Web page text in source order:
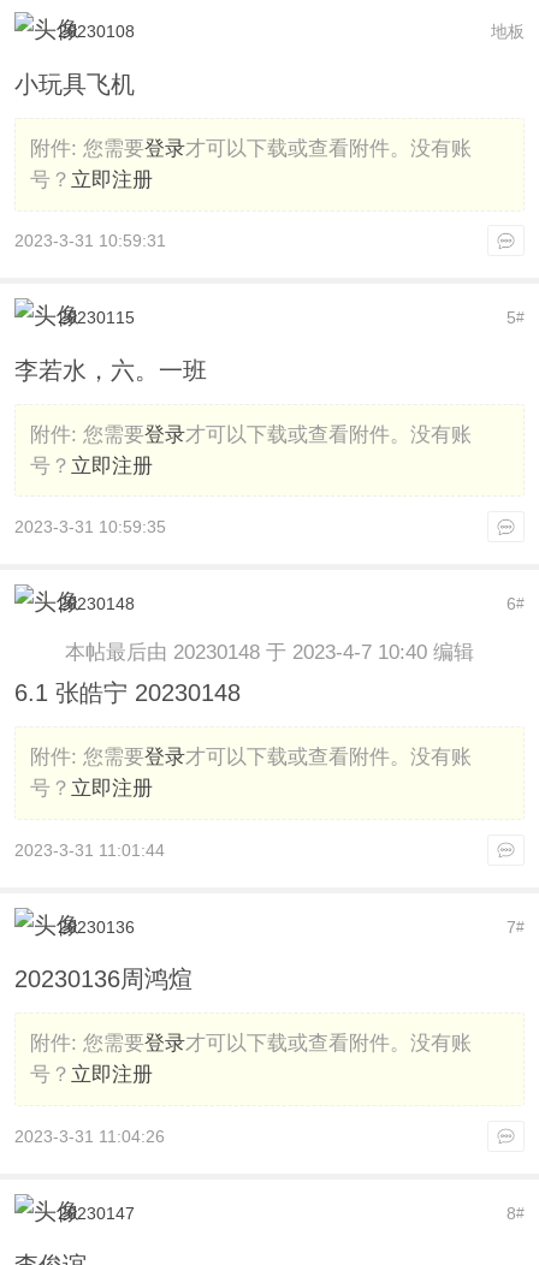
地板
20230108
小玩具飞机
附件: 您需要登录才可以下载或查看附件。没有账
号？ 立即注册
2023-3-31 10:59:31
5#
20230115
李若水，六。一班
附件: 您需要登录才可以下载或查看附件。没有账
号？ 立即注册
2023-3-31 10:59:35
6#
20230148
本帖最后由 20230148 于 2023-4-7 10:40 编辑
6.1 张皓宁 20230148
附件: 您需要登录才可以下载或查看附件。没有账
号？ 立即注册
2023-3-31 11:01:44
7#
20230136
20230136周鸿煊
附件: 您需要登录才可以下载或查看附件。没有账
号？ 立即注册
2023-3-31 11:04:26
8#
20230147